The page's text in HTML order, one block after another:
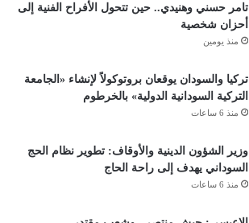
تامر حسني وهنيدي.. حين تتحول الأفراح الفنية إلى
أحزان شخصية
منذ يومين
تركيا والسودان يوقعان بروتوكولاً لإنشاء «الجامعة
التركية السودانية الدولية» بالخرطوم
منذ 6 ساعات
وزير الشؤون الدينية والأوقاف: تطوير نظام الحج
السوداني يهدف إلى راحة الحاج
منذ 6 ساعات